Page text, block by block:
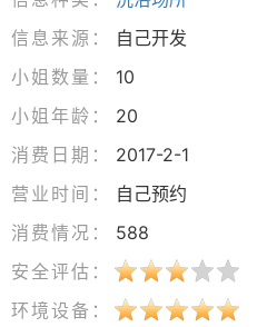
信息来源：
自己开发
小姐数量：
10
小姐年龄：
20
消费日期：
2017-2-1
营业时间：
自己预约
消费情况：
588
安全评估：
环境设备：